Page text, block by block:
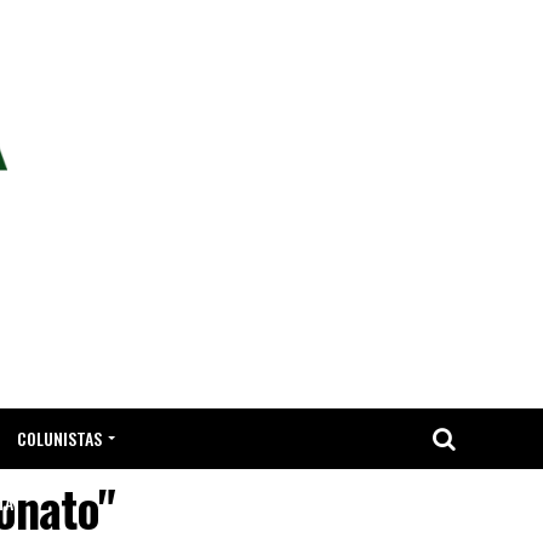
COLUNISTAS